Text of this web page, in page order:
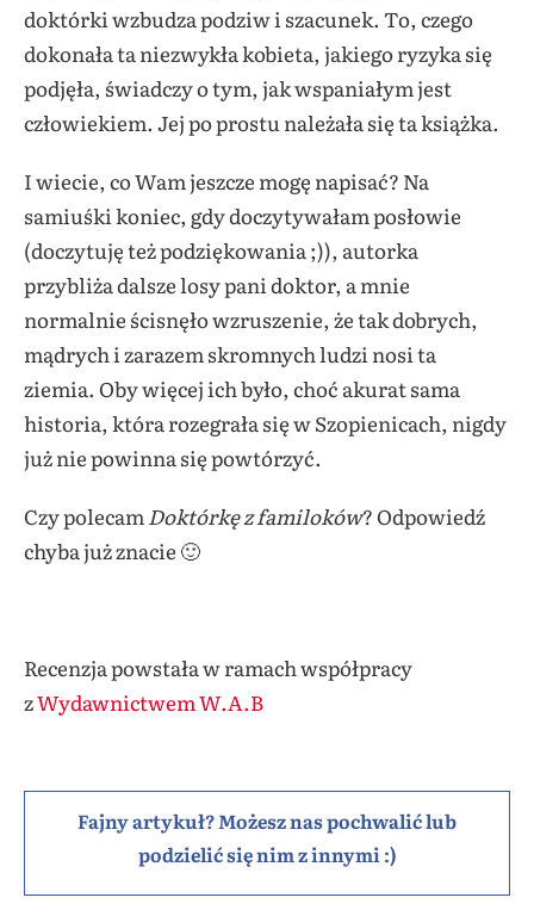
doktórki wzbudza podziw i szacunek. To, czego
dokonała ta niezwykła kobieta, jakiego ryzyka się
podjęła, świadczy o tym, jak wspaniałym jest
człowiekiem. Jej po prostu należała się ta książka.
I wiecie, co Wam jeszcze mogę napisać? Na
samiuśki koniec, gdy doczytywałam posłowie
(doczytuję też podziękowania ;)), autorka
przybliża dalsze losy pani doktor, a mnie
normalnie ścisnęło wzruszenie, że tak dobrych,
mądrych i zarazem skromnych ludzi nosi ta
ziemia. Oby więcej ich było, choć akurat sama
historia, która rozegrała się w Szopienicach, nigdy
już nie powinna się powtórzyć.
Czy polecamDoktórkę z familoków? Odpowiedź
chyba już znacie 🙂
Recenzja powstała w ramach współpracy
zWydawnictwem W.A.B
Fajny artykuł? Możesz nas pochwalić lub
podzielić się nim z innymi :)